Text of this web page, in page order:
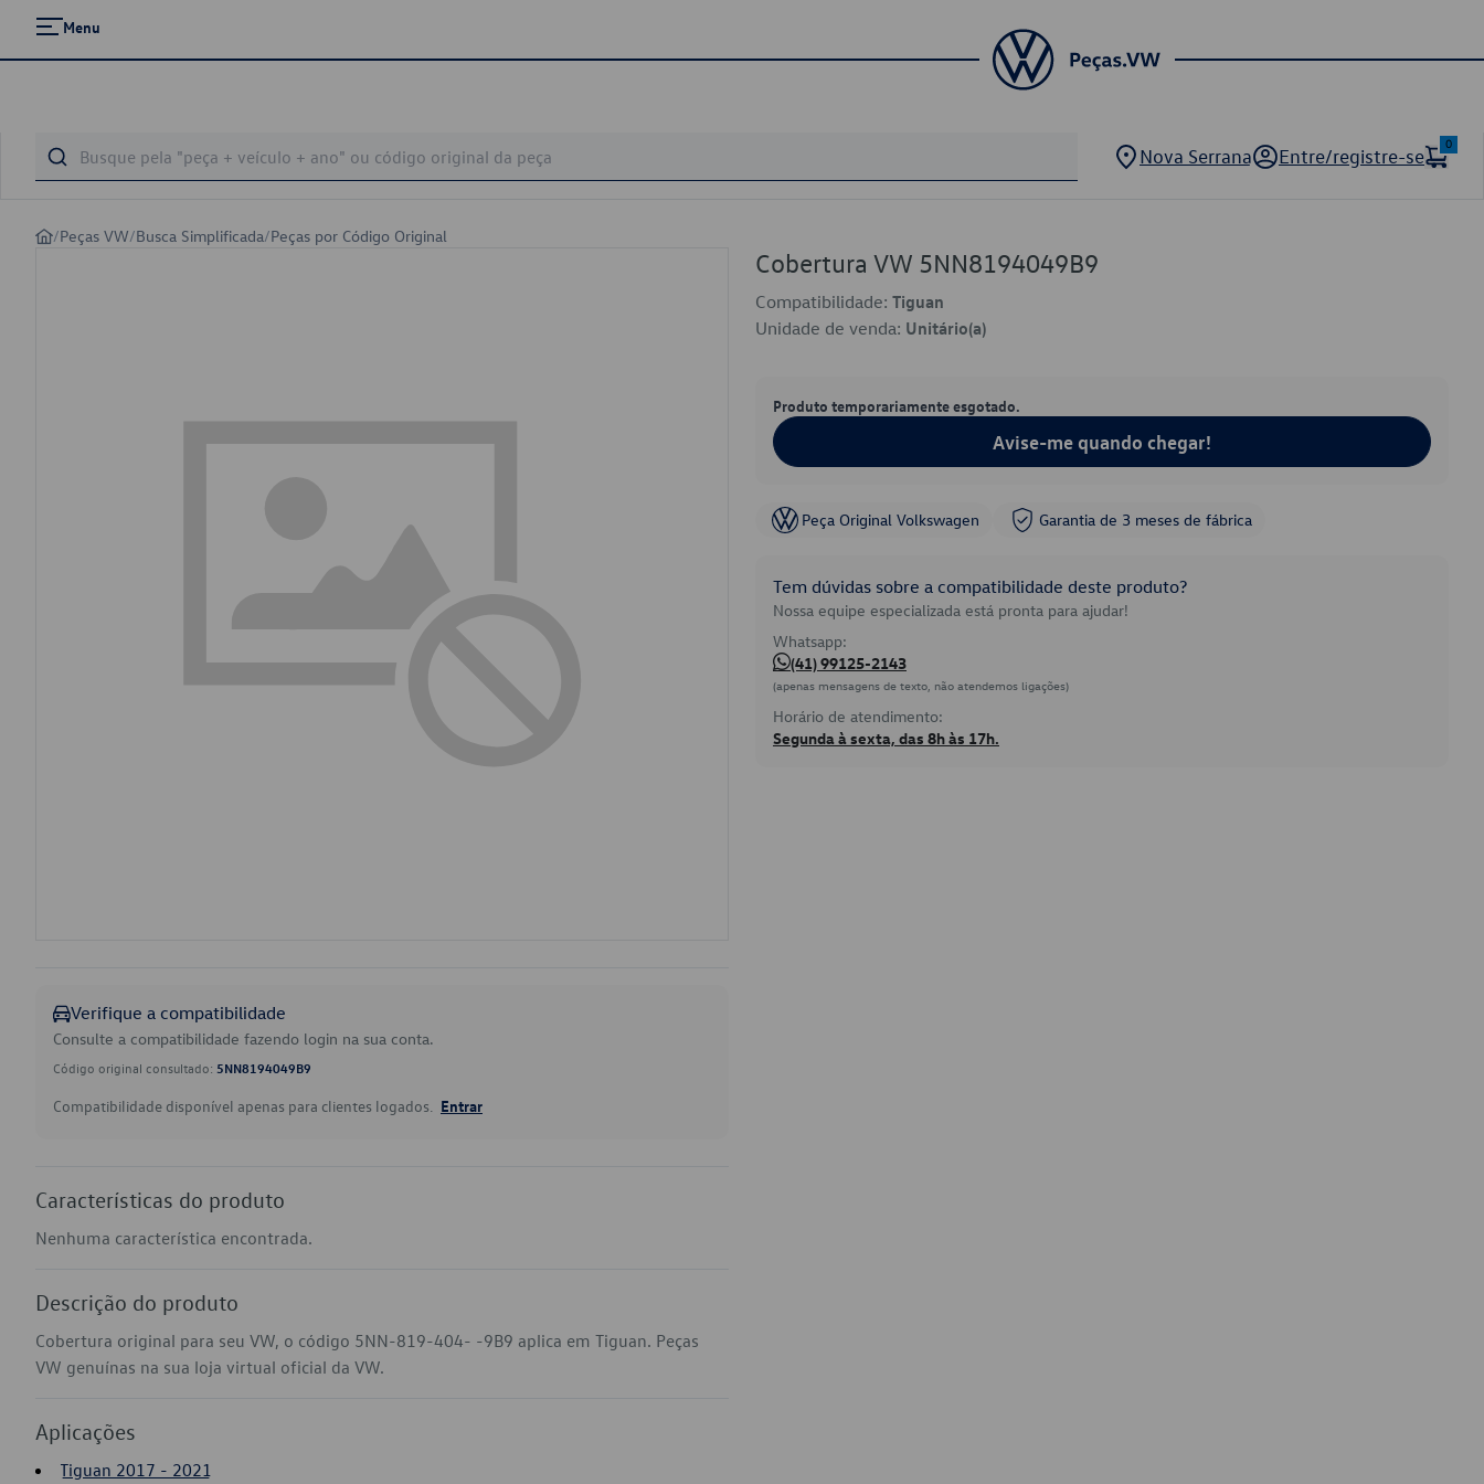
Menu
Nova Serrana Entre/registre-se
0
/Peças VW/Busca Simplificada/Peças por Código Original
Verifique a compatibilidade
Consulte a compatibilidade fazendo login na sua conta.
Código original consultado: 5NN8194049B9
Compatibilidade disponível apenas para clientes logados. Entrar
Características do produto
Nenhuma característica encontrada.
Descrição do produto
Cobertura original para seu VW, o código 5NN-819-404- -9B9 aplica em Tiguan. Peças
VW genuínas na sua loja virtual oficial da VW.
Aplicações
Tiguan 2017 - 2021
Cobertura VW 5NN8194049B9
Compatibilidade: Tiguan
Unidade de venda: Unitário(a)
Produto temporariamente esgotado.
Avise-me quando chegar!
Peça Original Volkswagen Garantia de 3 meses de fábrica
Tem dúvidas sobre a compatibilidade deste produto?
Nossa equipe especializada está pronta para ajudar!
Whatsapp:
(41) 99125-2143
(apenas mensagens de texto, não atendemos ligações)
Horário de atendimento:
Segunda à sexta, das 8h às 17h.